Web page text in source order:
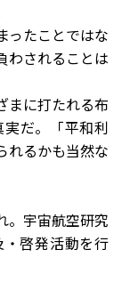
ったことではな
わされることは
まに打たれる布
だ。「平和利
れるかも当然な
宇宙航空研究
啓発活動を行